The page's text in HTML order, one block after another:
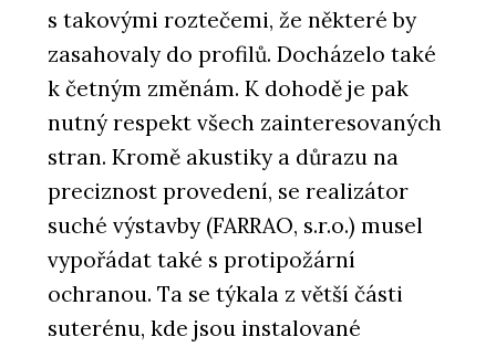
s takovými roztečemi, že některé by
zasahovaly do profilů. Docházelo také
k četným změnám. K dohodě je pak
nutný respekt všech zainteresovaných
stran. Kromě akustiky a důrazu na
preciznost provedení, se realizátor
suché výstavby (FARRAO, s.r.o.) musel
vypořádat také s protipožární
ochranou. Ta se týkala z větší části
suterénu, kde jsou instalované